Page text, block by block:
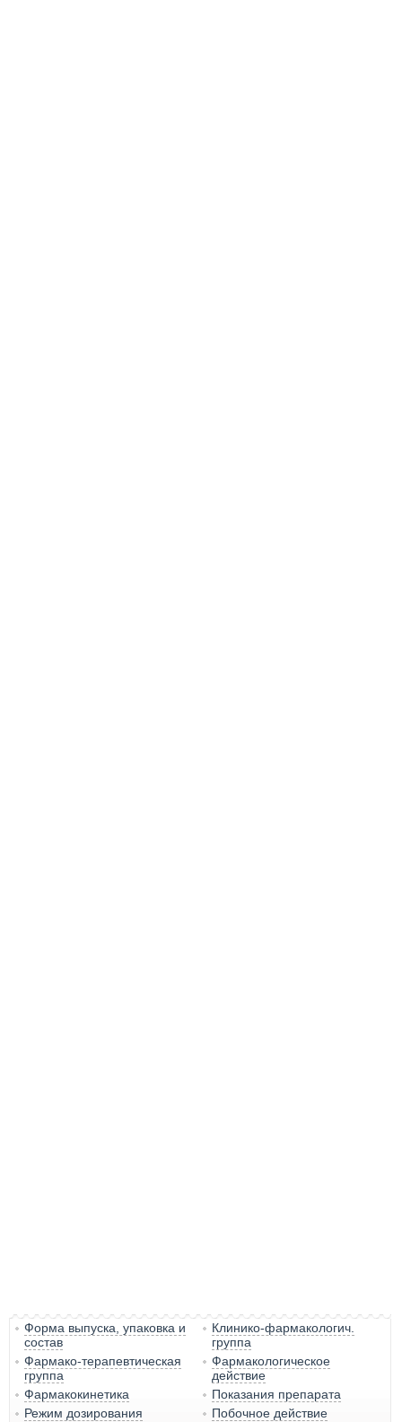
Форма выпуска, упаковка и
состав
Клинико-фармакологич.
группа
Фармако-терапевтическая
группа
Фармакологическое
действие
Фармакокинетика
Показания препарата
Режим дозирования
Побочное действие